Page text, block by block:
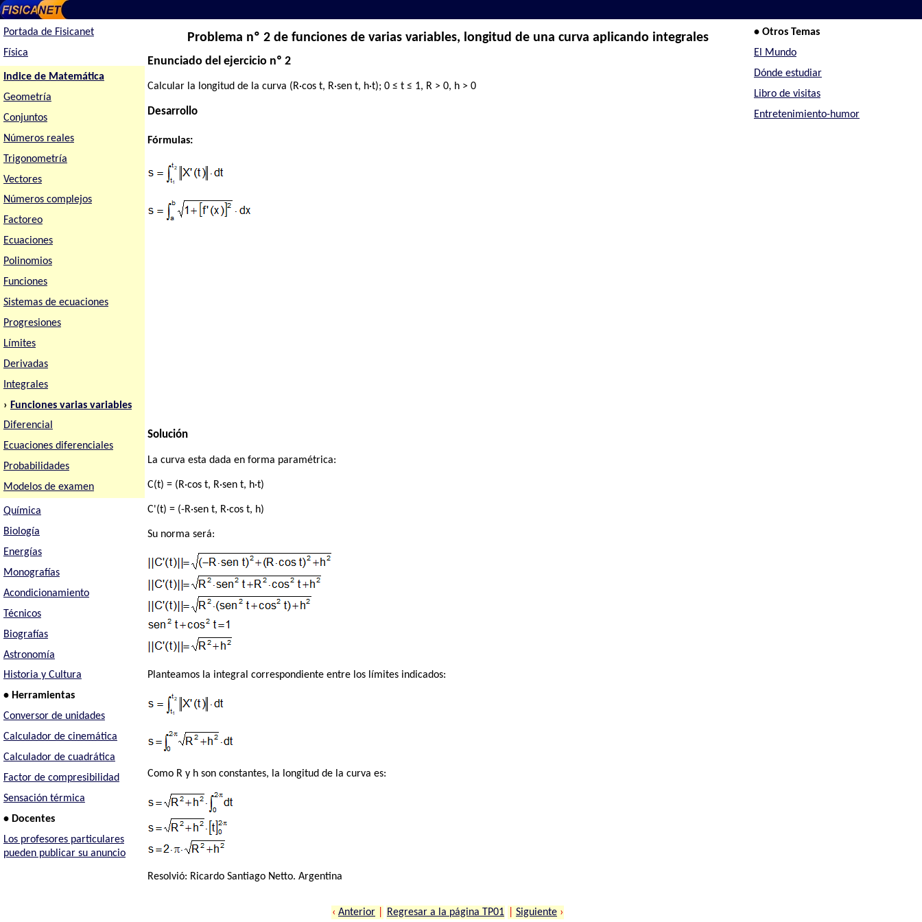
Portada de Fisicanet
Física
Indice de Matemática
Geometría
Conjuntos
Números reales
Trigonometría
Vectores
Números complejos
Factoreo
Ecuaciones
Polinomios
Funciones
Sistemas de ecuaciones
Progresiones
Límites
Derivadas
Integrales
› Funciones varias variables
Diferencial
Ecuaciones diferenciales
Probabilidades
Modelos de examen
Química
Biología
Energías
Monografías
Acondicionamiento
Técnicos
Biografías
Astronomía
Historia y Cultura
• Herramientas
Conversor de unidades
Calculador de cinemática
Calculador de cuadrática
Factor de compresibilidad
Sensación térmica
• Docentes
Los profesores particulares
pueden publicar su anuncio
Problema nº 2 de funciones de varias variables, longitud de una curva aplicando integrales
Enunciado del ejercicio nº 2
Calcular la longitud de la curva (R·cos t, R·sen t, h·t); 0 ≤ t ≤ 1, R > 0, h > 0
Desarrollo
Fórmulas:
Solución
La curva esta dada en forma paramétrica:
C(t) = (R·cos t, R·sen t, h·t)
C'(t) = (-R·sen t, R·cos t, h)
Su norma será:
Planteamos la integral correspondiente entre los límites indicados:
Como R y h son constantes, la longitud de la curva es:
Resolvió: Ricardo Santiago Netto. Argentina
‹ Anterior Regresar a la página TP01 Siguiente ›
• Otros Temas
El Mundo
Dónde estudiar
Libro de visitas
Entretenimiento-humor